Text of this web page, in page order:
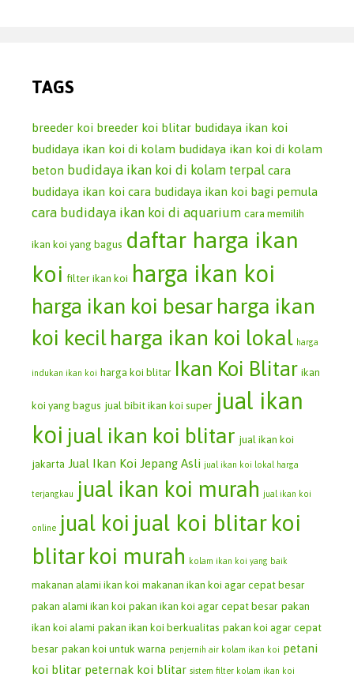
TAGS
breeder koi breeder koi blitar budidaya ikan koi
budidaya ikan koi di kolam budidaya ikan koi di kolam
beton budidaya ikan koi di kolam terpal cara
budidaya ikan koi cara budidaya ikan koi bagi pemula
cara budidaya ikan koi di aquarium cara memilih
ikan koi yang bagus daftar harga ikan
koi filter ikan koi harga ikan koi
harga ikan koi besar harga ikan
koi kecilharga ikan koi lokal harga
indukan ikan koi harga koi blitar Ikan Koi Blitar ikan
koi yang bagus jual bibit ikan koi super jual ikan
koi jual ikan koi blitar jual ikan koi
jakarta Jual Ikan Koi Jepang Asli jual ikan koi lokal harga
terjangkau jual ikan koi murah jual ikan koi
online jual koi jual koi blitar koi
blitar koi murah kolam ikan koi yang baik
makanan alami ikan koi makanan ikan koi agar cepat besar
pakan alami ikan koi pakan ikan koi agar cepat besar pakan
ikan koi alami pakan ikan koi berkualitas pakan koi agar cepat
besar pakan koi untuk warna penjernih air kolam ikan koi petani
koi blitar peternak koi blitar sistem filter kolam ikan koi